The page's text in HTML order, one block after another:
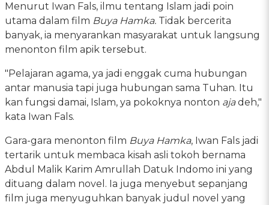
Menurut Iwan Fals, ilmu tentang Islam jadi poin
utama dalam film Buya Hamka. Tidak bercerita
banyak, ia menyarankan masyarakat untuk langsung
menonton film apik tersebut.
"Pelajaran agama, ya jadi enggak cuma hubungan
antar manusia tapi juga hubungan sama Tuhan. Itu
kan fungsi damai, Islam, ya pokoknya nonton ajadeh,"
kata Iwan Fals.
Gara-gara menonton film Buya Hamka, Iwan Fals jadi
tertarik untuk membaca kisah asli tokoh bernama
Abdul Malik Karim Amrullah Datuk Indomo ini yang
dituang dalam novel. Ia juga menyebut sepanjang
film juga menyuguhkan banyak judul novel yang